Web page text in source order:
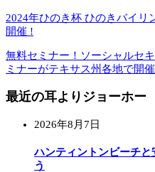
2024年ひのき杯 ひのきバイリ
開催 !
無料セミナー！ソーシャルセ
ミナーがテキサス州各地で開催
最近の耳よりジョーホー
2026年8月7日
ハンティントンビーチ
う